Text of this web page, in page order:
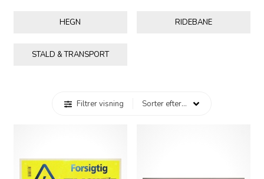
HEGN RIDEBANE
STALD & TRANSPORT
Filtrer visning